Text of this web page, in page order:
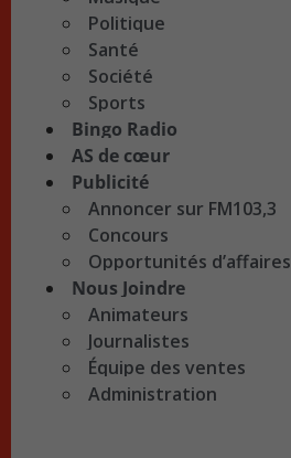
Politique
Santé
Société
Sports
Bingo Radio
AS de cœur
Publicité
Annoncer sur FM103,3
Concours
Opportunités d’affaires
Nous Joindre
Animateurs
Journalistes
Équipe des ventes
Administration